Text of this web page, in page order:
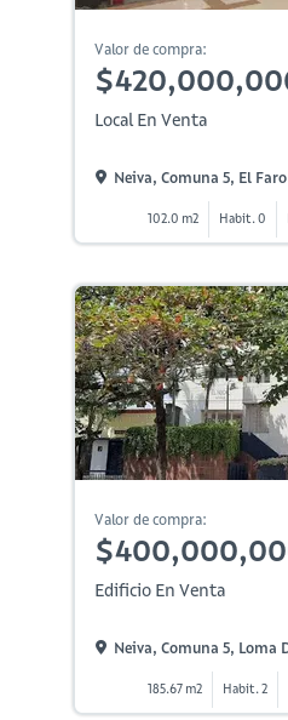
Valor de compra:
Local En Venta
Neiva, Comuna 5, El Faro
102.0 m2 Habit. 0
Valor de compra:
Edificio En Venta
Neiva, Comuna 5, Loma
185.67 m2 Habit. 2